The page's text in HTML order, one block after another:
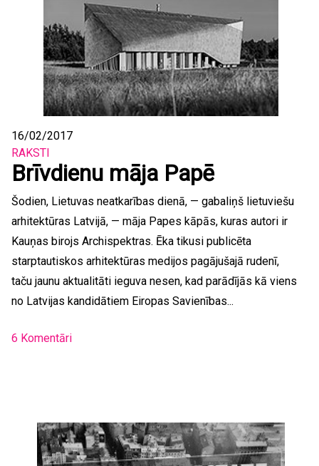
16/02/2017
RAKSTI
Brīvdienu māja Papē
Šodien, Lietuvas neatkarības dienā, — gabaliņš lietuviešu
arhitektūras Latvijā, — māja Papes kāpās, kuras autori ir
Kauņas birojs Archispektras. Ēka tikusi publicēta
starptautiskos arhitektūras medijos pagājušajā rudenī,
taču jaunu aktualitāti ieguva nesen, kad parādījās kā viens
no Latvijas kandidātiem Eiropas Savienības...
6 Komentāri